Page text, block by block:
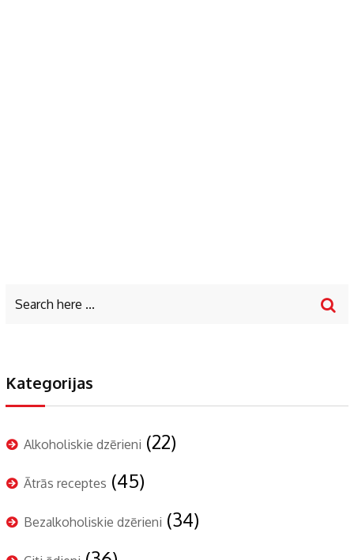
Kategorijas
Alkoholiskie dzērieni (22)
Ātrās receptes (45)
Bezalkoholiskie dzērieni (34)